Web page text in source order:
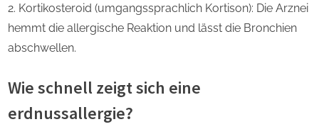
Kortikosteroid (umgangssprachlich Kortison): Die Arznei
hemmt die allergische Reaktion und lässt die Bronchien
abschwellen.
Wie schnell zeigt sich eine
erdnussallergie?